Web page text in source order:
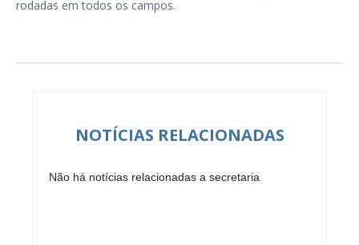
rodadas em todos os campos.
NOTÍCIAS RELACIONADAS
Não há notícias relacionadas a secretaria